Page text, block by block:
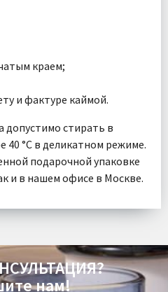
краем;
и фактуре каймой.
допустимо стирать в
40 °С в деликатном режиме.
подарочной упаковке
и в нашем офисе в Москве.
нам!